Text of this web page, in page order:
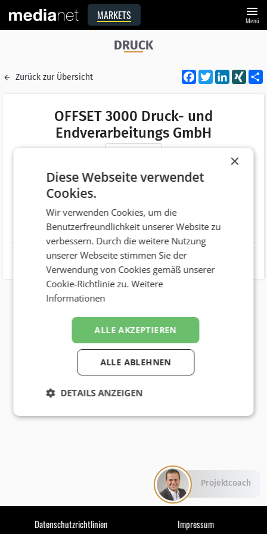
MARKETS menu
Menü
DRUCK
Zurück zur Übersicht Facebook
Twitter XING
OFFSET 3000 Druck- und
Endverarbeitungs GmbH
Adresse
Industriegelände 10
Telefonnummer
+43 (2624) 54000
Website http://www.offset3000.at
Datenschutzrichtlinien Impressum
×
Diese Webseite verwendet
Cookies.
Wir verwenden Cookies, um die
Benutzerfreundlichkeit unserer Website zu
verbessern. Durch die weitere Nutzung
unserer Webseite stimmen Sie der
Verwendung von Cookies gemäß unserer
Cookie-Richtlinie zu.Weitere
Informationen
ALLE AKZEPTIEREN
ALLE ABLEHNEN
DETAILS ANZEIGEN
Projektcoach